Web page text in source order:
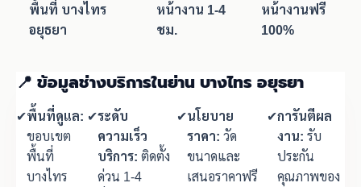
พื้นที่ บางไทร
อยุธยา
หน้างาน 1-4
ชม.
หน้างานฟรี
100%
📍 ข้อมูลช่างบริการในย่าน บางไทร อยุธยา
✔พื้นที่ดูแล:
ขอบเขต
พื้นที่
บางไทร
✔ระดับ
ความเร็ว
บริการ: ติดตั้ง
ด่วน 1-4
✔นโยบาย
ราคา: วัด
ขนาดและ
เสนอราคาฟรี
✔การันตีผล
งาน: รับ
ประกัน
คุณภาพของ